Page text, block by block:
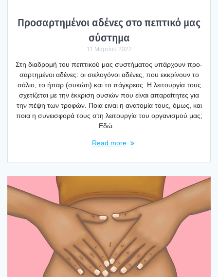
Προ­σαρ­τη­μέ­νοι αδέ­νες στο πεπτι­κό μας
σύστη­μα
11 Μαρτίου 2022
Στη δια­δρο­μή του πεπτι­κού μας συστή­μα­τος υπάρ­χουν προ­
σαρ­τη­μέ­νοι αδέ­νες: οι σιε­λο­γό­νοι αδέ­νες, που εκκρί­νουν το
σάλιο, το ήπαρ (συκώ­τι) και το πάγκρε­ας. Η λει­τουρ­γία τους
σχε­τί­ζε­ται με την έκκρι­ση ουσιών που είναι απα­ραί­τη­τες για
την πέψη των τρο­φών. Ποια ειναι η ανα­το­μία τους, όμως, και
ποια η συνει­σφο­ρά τους στη λει­τουρ­γία του οργα­νι­σμού μας;
Εδώ…
Read more